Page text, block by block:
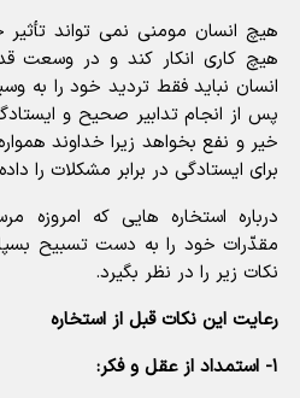
هیچ انسان مومنی نمی تواند
هیچ کاری انکار کند و در وسعت
انسان نباید فقط تردید خود را به
پس از انجام تدابیر صحیح و
خیر و نفع بخواهد زیرا خداوند
برای ایستادگی در برابر مشکلات را
درباره استخاره هایی که امروزه
مقدّرات خود را به دست تسبیح
نکات زیر را در نظر بگیرد.
رعایت این نکات قبل از استخاره
۱- استمداد از عقل و فکر: